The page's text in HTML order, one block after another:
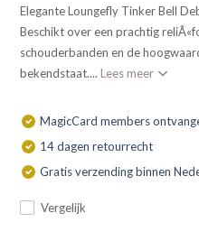
Elegante Loungefly Tinker Bell
Beschikt over een prachtig
schouderbanden en de
bekendstaat.... Lees meer
MagicCard members
14 dagen retourrecht
Gratis verzending binnen
Vergelijk